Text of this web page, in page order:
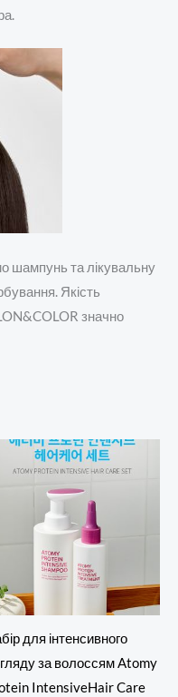
шампунь та лікувальну
Якість
значно
для інтенсивного
за волоссям Atomy
IntensiveHair Care